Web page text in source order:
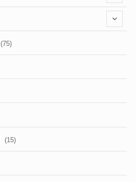
(21)
(5)
(7)
(75)
(15)